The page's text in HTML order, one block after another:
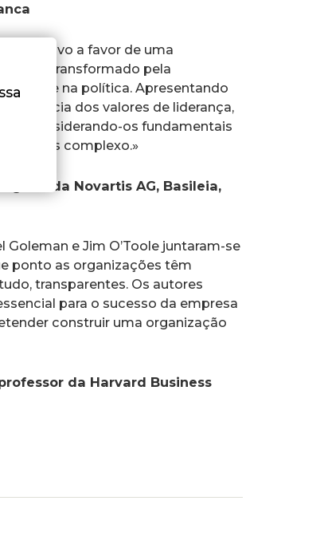
imperativo a favor de uma
transformado pela
e na política. Apresentando
dos valores de liderança,
considerando-os fundamentais
mais complexo.»
geral da Novartis AG, Basileia,
Goleman e Jim O’Toole juntaram-se
ponto as organizações têm
transparentes. Os autores
para o sucesso da empresa
construir uma organização
da Harvard Business